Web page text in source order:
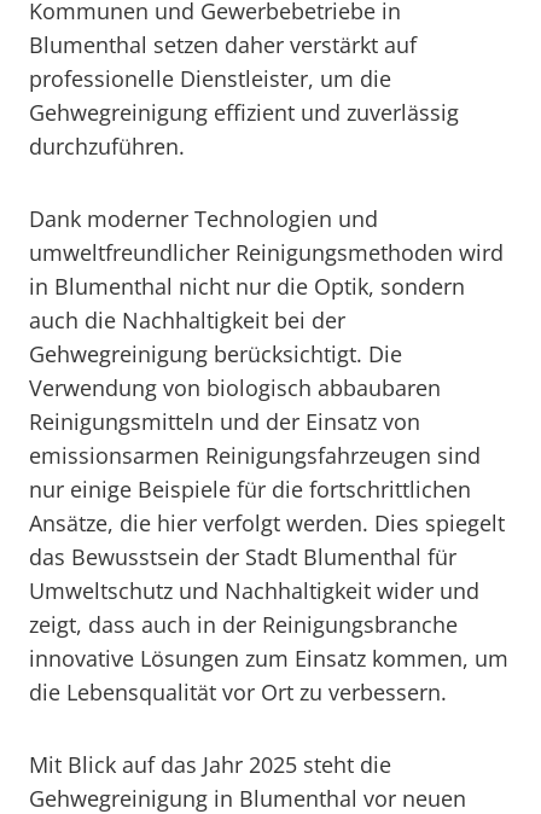
Kommunen und Gewerbebetriebe in
Blumenthal setzen daher verstärkt auf
professionelle Dienstleister, um die
Gehwegreinigung effizient und zuverlässig
durchzuführen.
Dank moderner Technologien und
umweltfreundlicher Reinigungsmethoden wird
in Blumenthal nicht nur die Optik, sondern
auch die Nachhaltigkeit bei der
Gehwegreinigung berücksichtigt. Die
Verwendung von biologisch abbaubaren
Reinigungsmitteln und der Einsatz von
emissionsarmen Reinigungsfahrzeugen sind
nur einige Beispiele für die fortschrittlichen
Ansätze, die hier verfolgt werden. Dies spiegelt
das Bewusstsein der Stadt Blumenthal für
Umweltschutz und Nachhaltigkeit wider und
zeigt, dass auch in der Reinigungsbranche
innovative Lösungen zum Einsatz kommen, um
die Lebensqualität vor Ort zu verbessern.
Mit Blick auf das Jahr 2025 steht die
Gehwegreinigung in Blumenthal vor neuen